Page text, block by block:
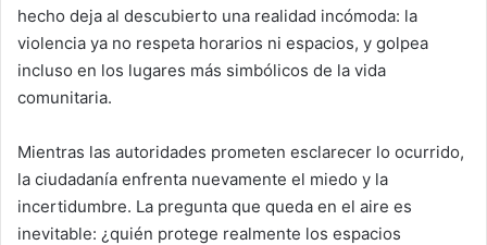
hecho deja al descubierto una realidad incómoda: la
violencia ya no respeta horarios ni espacios, y golpea
incluso en los lugares más simbólicos de la vida
comunitaria.
Mientras las autoridades prometen esclarecer lo ocurrido,
la ciudadanía enfrenta nuevamente el miedo y la
incertidumbre. La pregunta que queda en el aire es
inevitable: ¿quién protege realmente los espacios